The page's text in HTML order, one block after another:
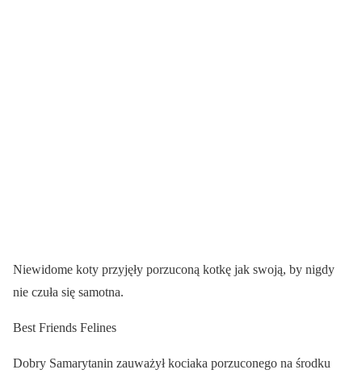
Niewidome koty przyjęły porzuconą kotkę jak swoją, by nigdy
nie czuła się samotna.
Best Friends Felines
Dobry Samarytanin zauważył kociaka porzuconego na środku